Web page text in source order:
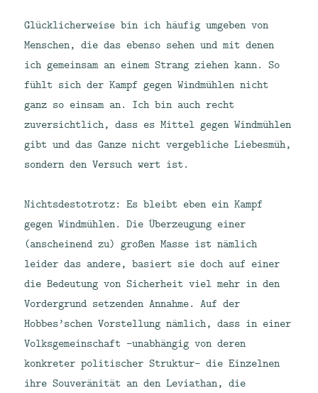
Glücklicherweise bin ich häufig umgeben von
Menschen, die das ebenso sehen und mit denen
ich gemeinsam an einem Strang ziehen kann. So
fühlt sich der Kampf gegen Windmühlen nicht
ganz so einsam an. Ich bin auch recht
zuversichtlich, dass es Mittel gegen Windmühlen
gibt und das Ganze nicht vergebliche Liebesmüh,
sondern den Versuch wert ist.
Nichtsdestotrotz: Es bleibt eben ein Kampf
gegen Windmühlen.Die Überzeugung einer
(anscheinend zu) großen Masse ist nämlich
leider das andere, basiert sie doch auf einer
die Bedeutung von Sicherheit viel mehr in den
Vordergrund setzenden Annahme. Auf der
Hobbes’schen Vorstellung nämlich, dass in einer
Volksgemeinschaft –unabhängig von deren
konkreter politischer Struktur- die Einzelnen
ihre Souveränität an den Leviathan, die